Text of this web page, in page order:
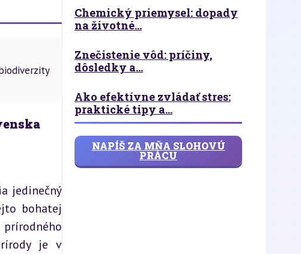
jedinečný
bohatej
je v
Chemický priemysel: dopady
na životné...
Znečistenie vôd: príčiny,
dôsledky a...
Ako efektívne zvládať stres:
praktické tipy a...
NAPÍŠ ZA MŇA SLOHOVÚ
PRÁCU